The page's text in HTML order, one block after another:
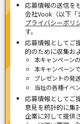
応募情報の送信を
会社Vook（以下「
プライバシーポリ
す。
応募情報としてご
的のために収集お
本キャンペーン
本キャンペーン
プレゼントの発
当社の各種イベ
応募情報としてご
意見を統計的に集
企業に対して提供